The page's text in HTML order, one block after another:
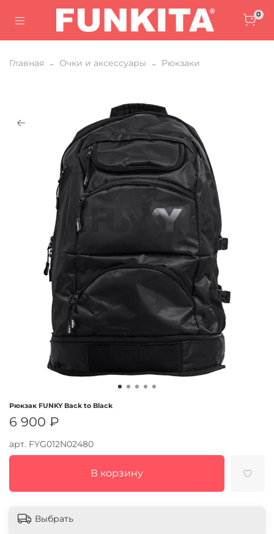
0
Главная Очки и аксессуары Рюкзаки
арт. FYG012N02480
Рюкзак FUNKY Back to Black
6 900 ₽
В корзину
Выбрать